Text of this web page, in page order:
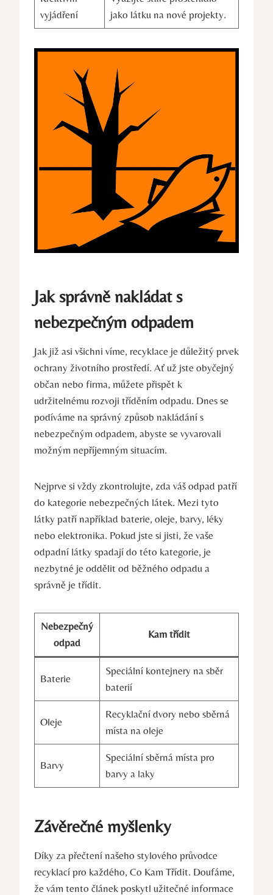
vyjádření
jako látku na nové projekty.
Jak správně nakládat s
nebezpečným odpadem
Jak již asi všichni víme, recyklace je důležitý prvek
ochrany životního prostředí. Ať už jste obyčejný
občan nebo firma, můžete přispět k
udržitelnému rozvoji tříděním odpadu. Dnes se
podíváme na správný způsob nakládání s
nebezpečným odpadem, abyste se vyvarovali
možným nepříjemným situacím.
Nejprve si vždy zkontrolujte, zda váš odpad patří
do kategorie nebezpečných látek. Mezi tyto
látky patří například baterie, oleje, barvy, léky
nebo elektronika. Pokud jste si jisti, že vaše
odpadní látky spadají do této kategorie, je
nezbytné je oddělit od běžného odpadu a
správně je třídit.
Nebezpečný
odpad
Kam třídit
Baterie
Speciální kontejnery na sběr
baterií
Oleje
Recyklační dvory nebo sběrná
místa na oleje
Barvy
Speciální sběrná místa pro
barvy a laky
Závěrečné myšlenky
Díky za přečtení našeho stylového průvodce
recyklací pro každého, Co Kam Třídit. Doufáme,
že vám tento článek poskytl užitečné informace